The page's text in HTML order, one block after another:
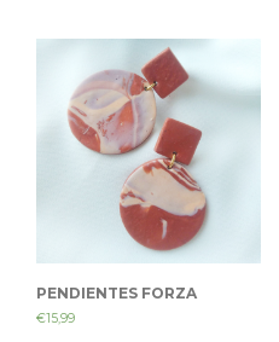
PENDIENTES FORZA
€15,99